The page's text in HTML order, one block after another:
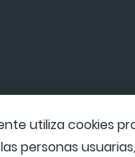
utiliza cookies
personas